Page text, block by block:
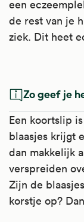
een
de rest van je
ziek. Dit heet
Prednison
wel
en
nodig om
maken en
Zo geef je
Een koortslip
blaasjes krijgt
dan makkelijk
verspreiden
Zijn de
korstje op?